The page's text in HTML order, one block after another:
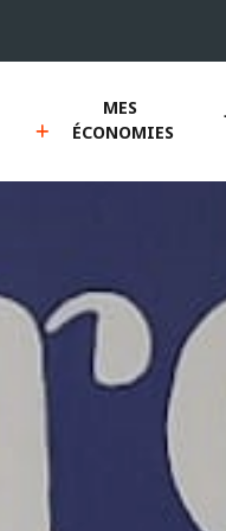
MES
ÉCONOMIES